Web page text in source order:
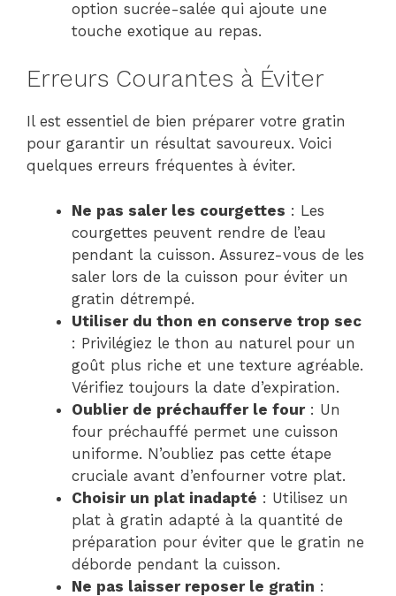
option sucrée-salée qui ajoute une
touche exotique au repas.
Erreurs Courantes à Éviter
Il est essentiel de bien préparer votre gratin
pour garantir un résultat savoureux. Voici
quelques erreurs fréquentes à éviter.
Ne pas saler les courgettes : Les
courgettes peuvent rendre de l’eau
pendant la cuisson. Assurez-vous de les
saler lors de la cuisson pour éviter un
gratin détrempé.
Utiliser du thon en conserve trop sec
: Privilégiez le thon au naturel pour un
goût plus riche et une texture agréable.
Vérifiez toujours la date d’expiration.
Oublier de préchauffer le four: Un
four préchauffé permet une cuisson
uniforme. N’oubliez pas cette étape
cruciale avant d’enfourner votre plat.
Choisir un plat inadapté : Utilisez un
plat à gratin adapté à la quantité de
préparation pour éviter que le gratin ne
déborde pendant la cuisson.
Ne pas laisser reposer le gratin :